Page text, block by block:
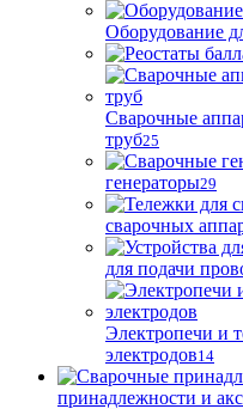
Оборудование
Сварочные
труб25
генераторы29
сварочных
для подачи
Электропечи и
электродов14
принадлежности и